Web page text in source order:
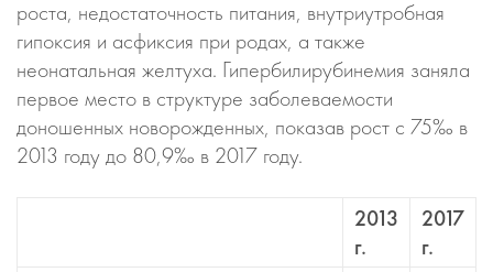
роста, недостаточность питания, внутриутробная
гипоксия и асфиксия при родах, а также
неонатальная желтуха. Гипербилирубинемия заняла
первое место в структуре заболеваемости
доношенных новорожденных, показав рост с 75‰ в
2013 году до 80,9‰ в 2017 году.
2013
г.
2017
г.